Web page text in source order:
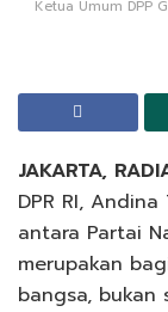
Ketua Umum DPP
JAKARTA,
DPR RI, Andina
antara Partai
merupakan
bangsa, bukan